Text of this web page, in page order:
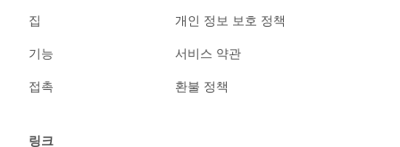
집
기능
접촉
개인 정보 보호 정책
서비스 약관
환불 정책
링크